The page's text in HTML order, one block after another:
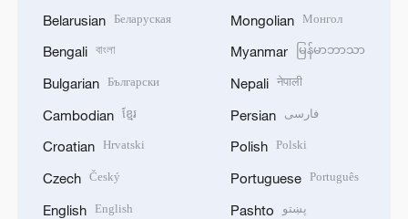
Belarusian Беларуская
Bengali বাংলা
Bulgarian Български
Cambodian ខ្មែរ
Croatian Hrvatski
Czech Český
English English
Mongolian Монгол
Myanmar မြန်မာဘာသာ
Nepali नेपाली
Persian فارسی
Polish Polski
Portuguese Português
Pashto پښتو